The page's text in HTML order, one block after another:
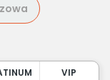
VIP